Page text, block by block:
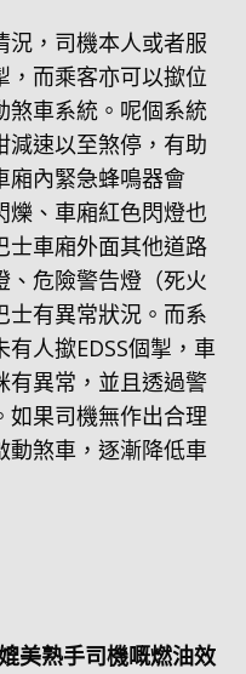
況，司機本人或者服
，而乘客亦可以撳位
煞車系統。呢個系統
減速以至煞停，有助
廂內緊急蜂鳴器會
爍、車廂紅色閃燈也
士車廂外面其他道路
、危險警告燈（死火
士有異常狀況。而系
人撳EDSS個掣，車
有異常，並且透過警
如果司機無作出合理
動煞車，逐漸降低車
美熟手司機嘅燃油效